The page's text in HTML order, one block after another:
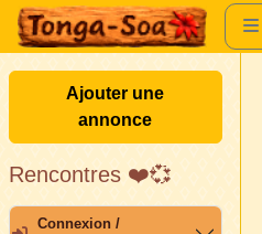
Ajouter une
annonce
Rencontres ❤️💞
Connexion /